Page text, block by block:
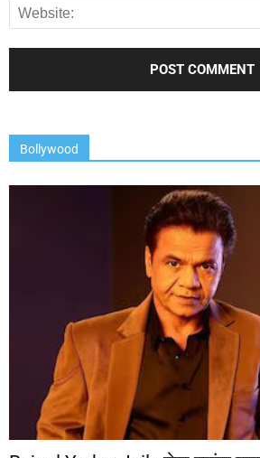
Bollywood